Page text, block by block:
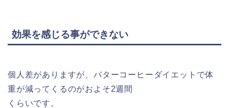
効果を感じる事ができない
個人差がありますが、バターコーヒーダイエットで体
重が減ってくるのがおよそ2週間
くらいです。